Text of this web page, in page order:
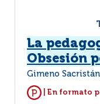
La
Obsesión
Gimeno
| En formato